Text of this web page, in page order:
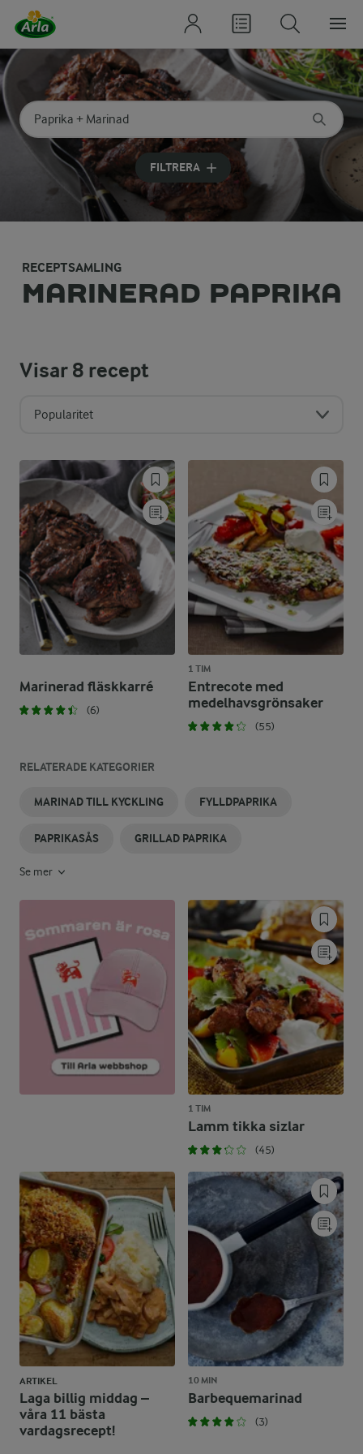
Sök på kategori eller ingrediens
Skriv in sökord för att få förslag
FILTRERA
RECEPTSAMLING
MARINERAD PAPRIKA
Visar8 recept
Popularitet
Marinerad fläskkarré
(6)
1 TIM
Entrecote med
medelhavsgrönsaker
(55)
RELATERADE KATEGORIER
MARINAD TILL KYCKLING FYLLDPAPRIKA
PAPRIKASÅS GRILLAD PAPRIKA
Se mer
1 TIM
Lamm tikka sizlar
(45)
ARTIKEL
Laga billig middag –
våra 11 bästa
vardagsrecept!
10 MIN
Barbequemarinad
(3)